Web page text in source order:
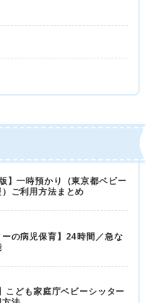
】一時預かり（東京都ベビー
ご利用方法まとめ
ーの病児保育】24時間／急な
こども家庭庁ベビーシッター